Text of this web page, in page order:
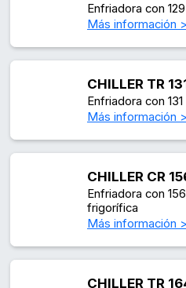
Enfriadora con
Más información >
CHILLER TR
Enfriadora con
Más información >
CHILLER CR
Enfriadora con
frigorífica
Más información >
CHILLER TR